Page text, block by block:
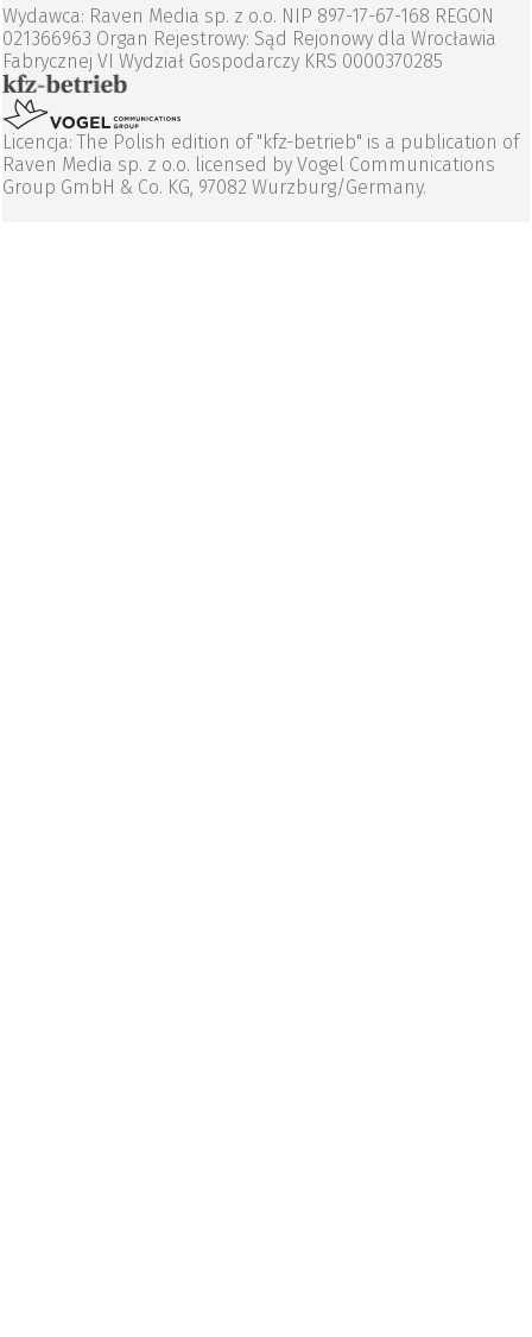
Wydawca: Raven Media sp. z o.o. NIP 897-17-67-168 REGON
021366963 Organ Rejestrowy: Sąd Rejonowy dla Wrocławia
Fabrycznej VI Wydział Gospodarczy KRS 0000370285
Licencja: The Polish edition of "kfz-betrieb" is a publication of
Raven Media sp. z o.o. licensed by Vogel Communications
Group GmbH & Co. KG, 97082 Wurzburg/Germany.